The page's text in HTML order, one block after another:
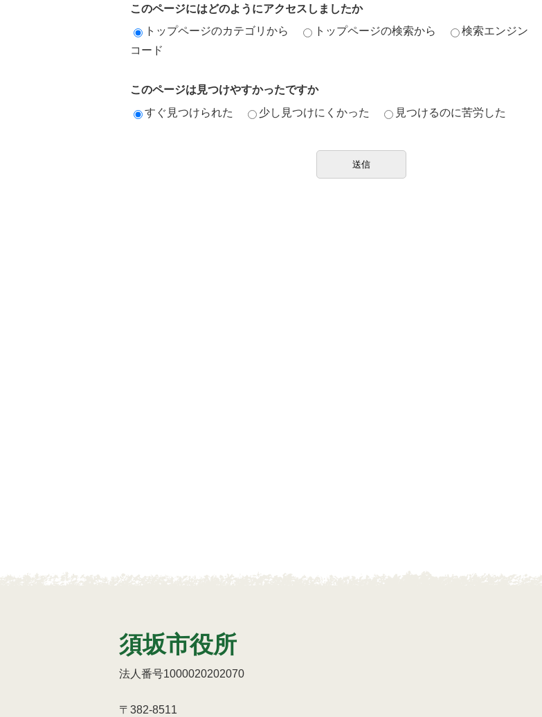
このページにはどのようにアクセスしましたか
トップページのカテゴリから
トップページの検索から 検索エンジン
コード
このページは見つけやすかったですか
すぐ見つけられた
少し見つけにくかった 見つけるのに苦労した
須坂市役所
法人番号1000020202070
〒382-8511